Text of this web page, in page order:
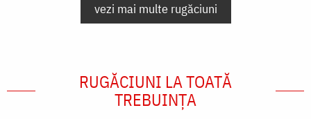
vezi mai multe rugăciuni
RUGĂCIUNI LA TOATĂ
TREBUINȚA